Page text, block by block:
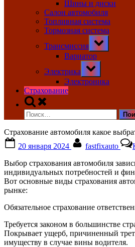
Шины и диски
Салон автомобиля
Топливная система
Тормозная система
Трансмиссия
Toggle
sub-
menu
Вариатор
Электрика
Toggle
sub-
menu
Электроника
Страхование
Toggle
search
form
Найти:
Страхование автомобиля какое
on
20 января 2024 fastfixauto
Выбор страхования автомобиля
индивидуальных потребностей и
Вот основные виды страхования
рынке:
Обязательное страхование
Требуется законом в большинстве
Покрывает ущерб, причиненный
имуществу в случае вины водителя.